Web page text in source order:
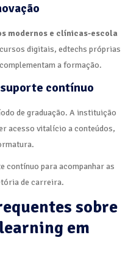
modernos e clínicas-escola
digitais, edtechs próprias
a formação.
contínuo
de graduação. A instituição
acesso vitalício a conteúdos,
para acompanhar as
de carreira.
sobre
em